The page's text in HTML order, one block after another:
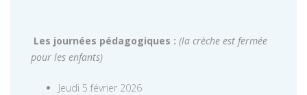
Les journées pédagogiques : (la crèche est fermée
pour les enfants)
Jeudi 5 février 2026